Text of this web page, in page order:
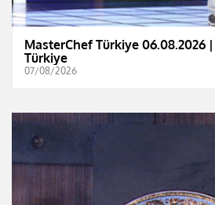
MasterChef Türkiye 06.08.2026
Türkiye
07/08/2026